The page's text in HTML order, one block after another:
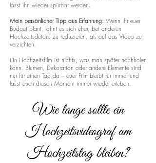
lässt ihn wieder spürbar werden.
Mein persönlicher Tipp aus Erfahrung: Wenn ihr euer
Budget plant, lohnt es sich eher, bei anderen
Hochzeitsdetails zu reduzieren, als auf das Video zu
verzichten.
Ein Hochzeitsfilm ist nichts, was man später nachholen
kann. Blumen, Dekoration oder andere Elemente sind
nur für einen Tag da – euer Film bleibt für immer und
lässt euch diesen Moment immer wieder erleben.
Wie lange sollte ein
Hochzeitsvideograf am
Hochzeitstag bleiben?